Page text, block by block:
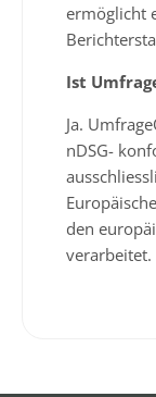
ermöglicht
Ist
Ja.
nDSG-
den
verarbeitet.